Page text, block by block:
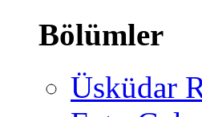
Bölümler
Üsküdar